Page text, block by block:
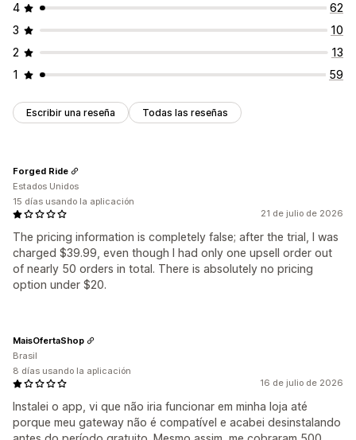
4
62
3
10
2
13
1
59
Escribir una reseña Todas las reseñas
21 de julio de 2026
The pricing information is completely false; after the trial, I was
charged $39.99, even though I had only one upsell order out
of nearly 50 orders in total. There is absolutely no pricing
option under $20.
Forged Ride
Estados Unidos
15 días usando la aplicación
16 de julio de 2026
Instalei o app, vi que não iria funcionar em minha loja até
porque meu gateway não é compatível e acabei desinstalando
MaisOfertaShop
Brasil
8 días usando la aplicación